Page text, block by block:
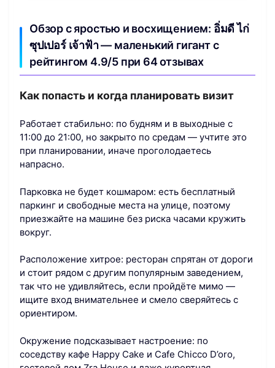
Обзор с яростью и восхищением: อิ่มดี ไก่
ซุปเปอร์ เจ้าฟ้า — маленький гигант с
рейтингом 4.9/5 при 64 отзывах
Как попасть и когда планировать визит
Работает стабильно: по будням и в выходные с
11:00 до 21:00, но закрыто по средам — учтите это
при планировании, иначе проголодаетесь
напрасно.
Парковка не будет кошмаром: есть бесплатный
паркинг и свободные места на улице, поэтому
приезжайте на машине без риска часами кружить
вокруг.
Расположение хитрое: ресторан спрятан от дороги
и стоит рядом с другим популярным заведением,
так что не удивляйтесь, если пройдёте мимо —
ищите вход внимательнее и смело сверяйтесь с
ориентиром.
Окружение подсказывает настроение: по
соседству кафе Happy Cake и Cafe Chicco D’oro,